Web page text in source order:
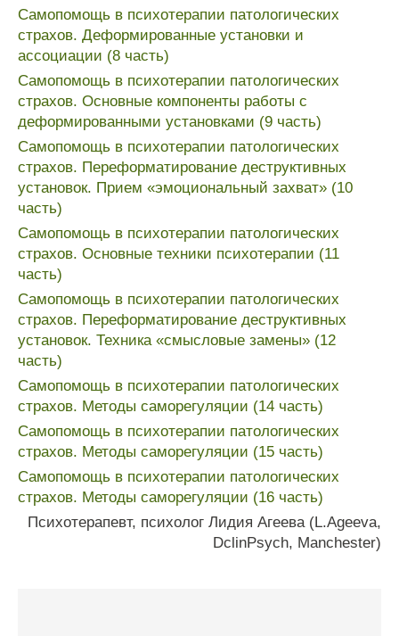
Самопомощь в психотерапии патологических
страхов. Деформированные установки и
ассоциации (8 часть)
Самопомощь в психотерапии патологических
страхов. Основные компоненты работы с
деформированными установками (9 часть)
Самопомощь в психотерапии патологических
страхов. Переформатирование деструктивных
установок. Прием «эмоциональный захват» (10
часть)
Самопомощь в психотерапии патологических
страхов. Основные техники психотерапии (11
часть)
Самопомощь в психотерапии патологических
страхов. Переформатирование деструктивных
установок. Техника «смысловые замены» (12
часть)
Самопомощь в психотерапии патологических
страхов. Методы саморегуляции (14 часть)
Самопомощь в психотерапии патологических
страхов. Методы саморегуляции (15 часть)
Самопомощь в психотерапии патологических
страхов. Методы саморегуляции (16 часть)
Психотерапевт, психолог Лидия Агеева(L.Ageeva,
DclinPsych, Manchester)